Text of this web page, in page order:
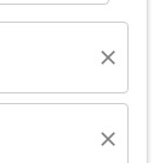
close
close